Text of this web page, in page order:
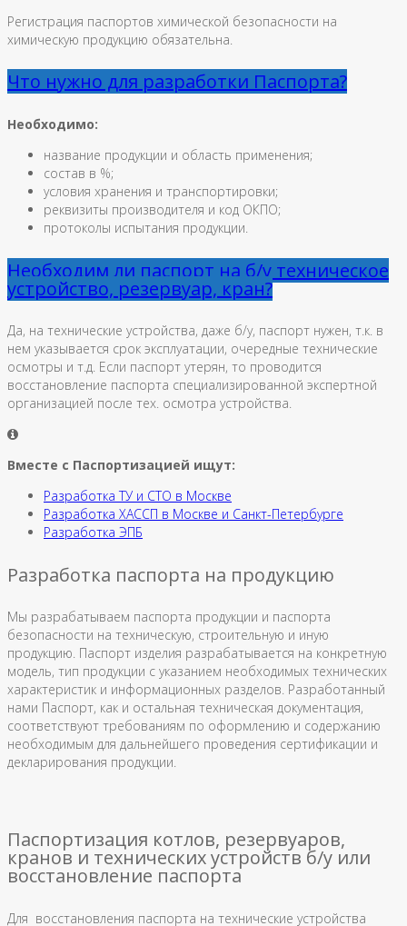
Регистрация паспортов химической безопасности на
химическую продукцию обязательна.
Что нужно для разработки Паспорта?
Необходимо:
название продукции и область применения;
состав в %;
условия хранения и транспортировки;
реквизиты производителя и код ОКПО;
протоколы испытания продукции.
Необходим ли паспорт на б/у техническое
устройство, резервуар, кран?
Да, на технические устройства, даже б/у, паспорт нужен, т.к. в
нем указывается срок эксплуатации, очередные технические
осмотры и т.д. Если паспорт утерян, то проводится
восстановление паспорта специализированной экспертной
организацией после тех. осмотра устройства.
Вместе с Паспортизацией ищут:
Разработка ТУ и СТО в Москве
Разработка ХАССП в Москве и Санкт-Петербурге
Разработка ЭПБ
Разработка паспорта на продукцию
Мы разрабатываем паспорта продукции и паспорта
безопасности на техническую, строительную и иную
продукцию. Паспорт изделия разрабатывается на конкретную
модель, тип продукции с указанием необходимых технических
характеристик и информационных разделов. Разработанный
нами Паспорт, как и остальная техническая документация,
соответствуют требованиям по оформлению и содержанию
необходимым для дальнейшего проведения сертификации и
декларирования продукции.
Паспортизация котлов, резервуаров,
кранов и технических устройств б/у или
восстановление паспорта
Для восстановления паспорта на технические устройства